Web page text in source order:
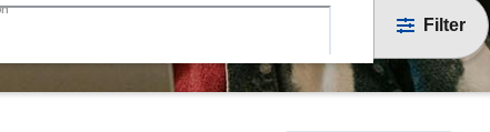
Filter